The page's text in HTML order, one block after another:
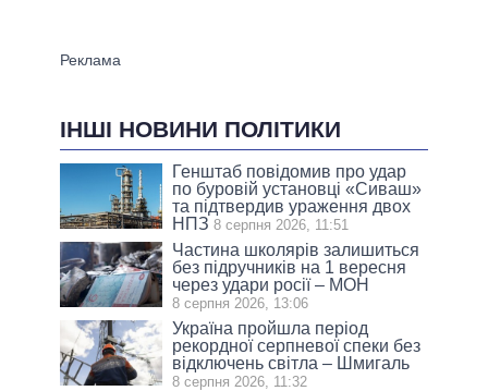
ІНШІ НОВИНИ ПОЛІТИКИ
Генштаб повідомив про удар
по буровій установці «Сиваш»
та підтвердив ураження двох
НПЗ 8 серпня 2026, 11:51
Частина школярів залишиться
без підручників на 1 вересня
через удари росії – МОН
8 серпня 2026, 13:06
Україна пройшла період
рекордної серпневої спеки без
відключень світла – Шмигаль
8 серпня 2026, 11:32